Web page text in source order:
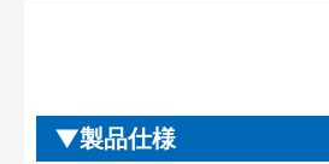
製品仕様